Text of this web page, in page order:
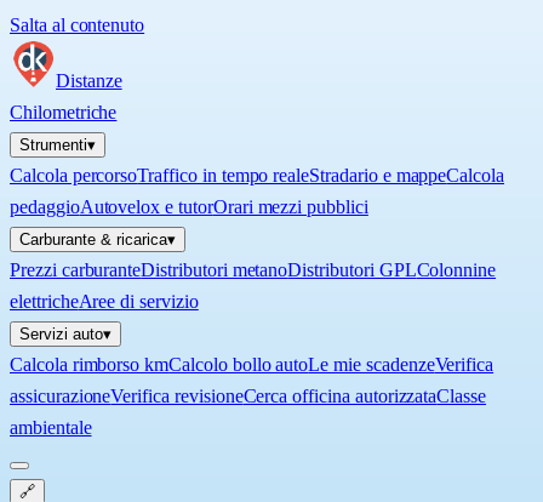
Salta al contenuto
Distanze
Chilometriche
Strumenti▾
Calcola percorsoTraffico in tempo realeStradario e mappeCalcola
pedaggioAutovelox e tutorOrari mezzi pubblici
Carburante & ricarica▾
Prezzi carburanteDistributori metanoDistributori GPLColonnine
elettricheAree di servizio
Servizi auto▾
Calcola rimborso kmCalcolo bollo autoLe mie scadenzeVerifica
assicurazioneVerifica revisioneCerca officina autorizzataClasse
ambientale
🔗